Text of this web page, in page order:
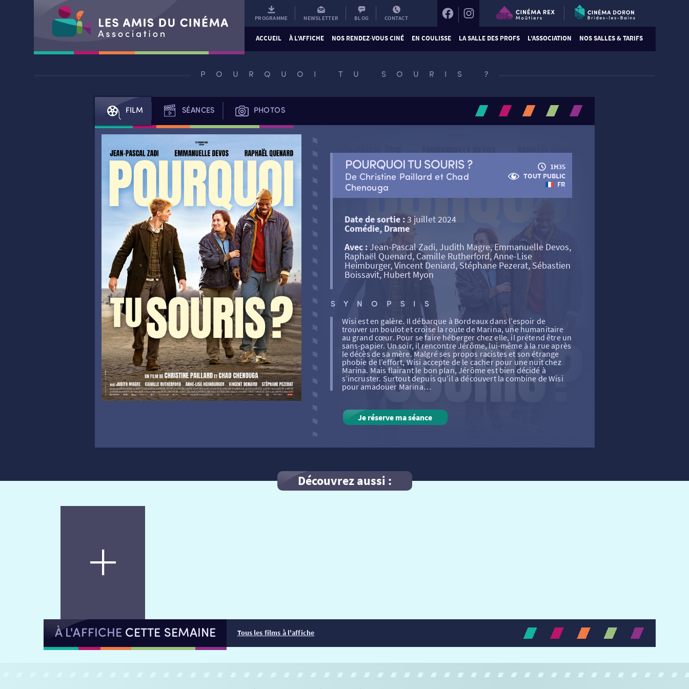
PROGRAMME NEWSLETTER BLOG CONTACT
ACCUEIL À L’AFFICHE NOS RENDEZ-VOUS CINÉ EN COULISSE LA SALLE DES PROFS L’ASSOCIATION NOS SALLES & TARIFS
POURQUOI TU SOURIS ?
FILM SÉANCES PHOTOS
POURQUOI TU SOURIS ?
De Christine Paillard et Chad
Chenouga
1H35
TOUT PUBLIC
FR
Date de sortie :3 juillet 2024
Comédie, Drame
Avec :Jean-Pascal Zadi, Judith Magre, Emmanuelle Devos,
Raphaël Quenard, Camille Rutherford, Anne-Lise
Heimburger, Vincent Deniard, Stéphane Pezerat, Sébastien
Boissavit, Hubert Myon
SYNOPSIS
Wisi est en galère. Il débarque à Bordeaux dans l’espoir de
trouver un boulot et croise la route de Marina, une humanitaire
au grand cœur. Pour se faire héberger chez elle, il prétend être un
sans-papier. Un soir, il rencontre Jérôme, lui-même à la rue après
le décès de sa mère. Malgré ses propos racistes et son étrange
phobie de l’effort, Wisi accepte de le cacher pour une nuit chez
Marina. Mais flairant le bon plan, Jérôme est bien décidé à
s’incruster. Surtout depuis qu’il a découvert la combine de Wisi
pour amadouer Marina…
Je réserve ma séance
Découvrez aussi :
À L'AFFICHE CETTE SEMAINE Tous les films à l'affiche